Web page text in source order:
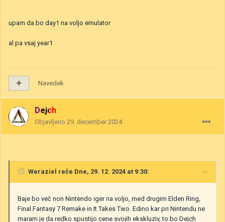
upam da bo day1 na voljo emulator
al pa vsaj year1
Navedek
Dejch
Objavljeno 29. december 2024
Weraziel reče Dne, 29. 12. 2024 at 9:30:
Baje bo več non Nintendo iger na voljo, med drugim Elden Ring,
Final Fantasy 7 Remake in It Takes Two. Edino kar pri Nintendu ne
maram je da redko spustijo cene svojih ekskluziv, to bo Dejch